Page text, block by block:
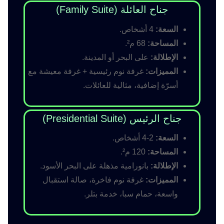
جناح العائلة (Family Suite)
السعة:
المساحة:
الإطلالة: على البحر أو المدينة.
المميزات: غرفة نوم رئيسية + غرفة معيشة مع
أسرّة إضافية، مثالية للعائلات.
جناح الرئيس (Presidential Suite)
السعة:
المساحة:
الإطلالة: بانورامية مذهلة على البحر الأسود.
المميزات: غرفة نوم فاخرة، صالة استقبال
واسعة، حمام سبا، خدمة بتلر.